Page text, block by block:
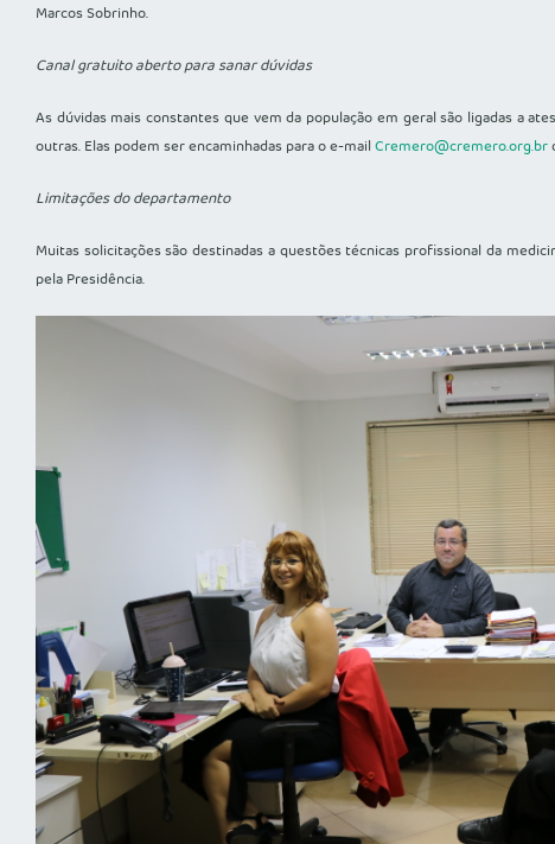
Marcos Sobrinho.
Canal gratuito aberto para sanar dúvidas
As dúvidas mais constantes que vem da população em geral são ligadas a
outras. Elas podem ser encaminhadas para o e-mailCremero@cremero.org.br
Limitações do departamento
Muitas solicitações são destinadas a questões técnicas profissional da
pela Presidência.